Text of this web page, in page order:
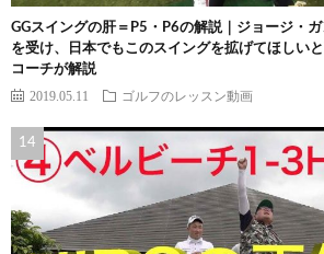
GGスイングの肝＝P5・P6の解説｜ジョージ・
を受け、日本でもこのスイングを拡げてほしい
コーチが解説
2019.05.11 ゴルフのレッスン動画